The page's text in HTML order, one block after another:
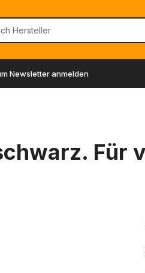
Newsletter anmelden
Für